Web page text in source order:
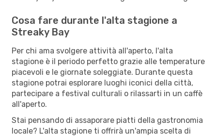
Cosa fare durante l'alta stagione a
Streaky Bay
Per chi ama svolgere attività all'aperto, l'alta
stagione è il periodo perfetto grazie alle temperature
piacevoli e le giornate soleggiate. Durante questa
stagione potrai esplorare luoghi iconici della città,
partecipare a festival culturali o rilassarti in un caffè
all'aperto.
Stai pensando di assaporare piatti della gastronomia
locale? L'alta stagione ti offrirà un'ampia scelta di